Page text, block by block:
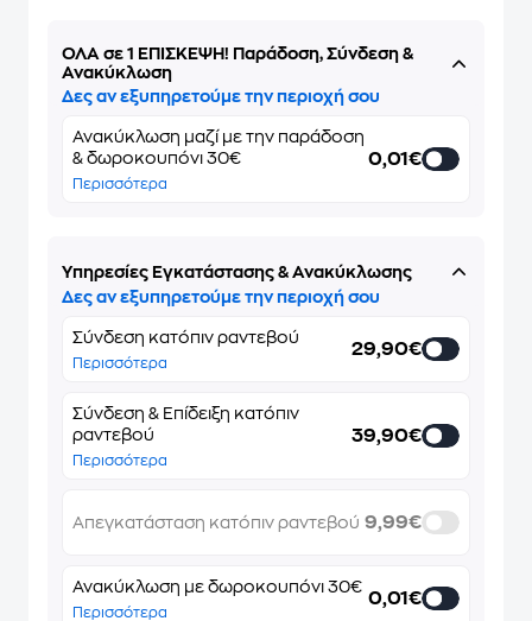
ΌΛΑ σε 1 ΕΠΙΣΚΕΨΗ! Παράδοση, Σύνδεση &
Ανακύκλωση
Δες αν εξυπηρετούμε την περιοχή σου
Ανακύκλωση μαζί με την παράδοση
& δωροκουπόνι 30€
Περισσότερα
0,01€
Υπηρεσίες Εγκατάστασης & Ανακύκλωσης
Δες αν εξυπηρετούμε την περιοχή σου
Σύνδεση κατόπιν ραντεβού
Περισσότερα
29,90€
Σύνδεση & Επίδειξη κατόπιν
ραντεβού
Περισσότερα
39,90€
Απεγκατάσταση κατόπιν ραντεβού 9,99€
Ανακύκλωση με δωροκουπόνι 30€
Περισσότερα
0,01€